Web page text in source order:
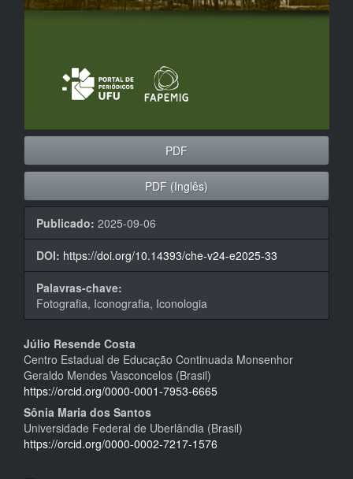
PDF
PDF (Inglês)
Publicado: 2025-09-06
DOI: https://doi.org/10.14393/che-v24-e2025-33
Palavras-chave:
Fotografia, Iconografia, Iconologia
Conteúdo
do
artigo
principal
Júlio Resende Costa
Centro Estadual de Educação Continuada Monsenhor
Geraldo Mendes Vasconcelos (Brasil)
https://orcid.org/0000-0001-7953-6665
Sônia Maria dos Santos
Universidade Federal de Uberlândia (Brasil)
https://orcid.org/0000-0002-7217-1576